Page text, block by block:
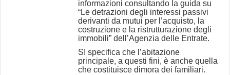
informazioni consultando la guida su
“Le detrazioni degli interessi passivi
derivanti da mutui per l’acquisto, la
costruzione e la ristrutturazione degli
immobili” dell’Agenzia delle Entrate.
SI specifica che l’abitazione
principale, a questi fini, è anche quella
che costituisce dimora dei familiari.